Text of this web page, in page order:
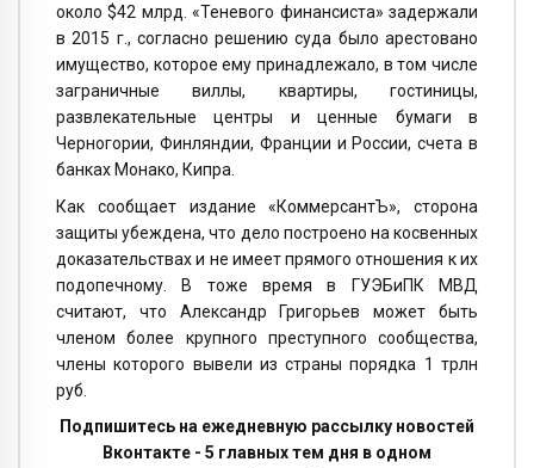
около $42 млрд. «Теневого финансиста» задержали
в 2015 г., согласно решению суда было арестовано
имущество, которое ему принадлежало, в том числе
заграничные виллы, квартиры, гостиницы,
развлекательные центры и ценные бумаги в
Черногории, Финляндии, Франции и России, счета в
банках Монако, Кипра.
Как сообщает издание «КоммерсантЪ», сторона
защиты убеждена, что дело построено на косвенных
доказательствах и не имеет прямого отношения к их
подопечному. В тоже время в ГУЭБиПК МВД
считают, что Александр Григорьев может быть
членом более крупного преступного сообщества,
члены которого вывели из страны порядка 1 трлн
руб.
Подпишитесь на ежедневную рассылку новостей
Вконтакте - 5 главных тем дня в одном